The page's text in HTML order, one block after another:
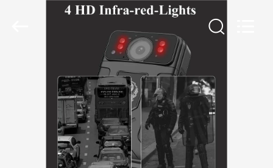
ΠΡΟΪΌΝΤΑ
ΒΊΝΤΕΟ